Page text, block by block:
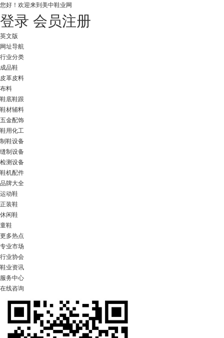
您好！ 欢迎来到美中鞋业网
登录 会员注册
英文版
网址导航
行业分类
成品鞋
皮革皮料
布料
鞋底鞋跟
鞋材辅料
五金配饰
鞋用化工
制鞋设备
缝制设备
检测设备
鞋机配件
品牌大全
运动鞋
正装鞋
休闲鞋
童鞋
更多热点
专业市场
行业协会
鞋业资讯
服务中心
在线咨询